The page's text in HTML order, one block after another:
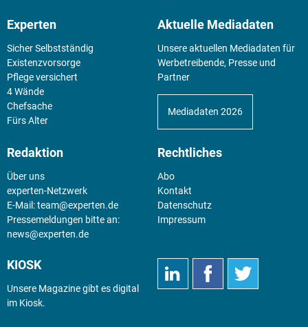
Experten
Sicher Selbstständig
Existenz­vorsorge
Pflege versichert
4 Wände
Chefsache
Fürs Alter
Aktuelle Mediadaten
Unsere aktuellen Mediadaten für
Werbetreibende, Presse und
Partner
Mediadaten 2026
Redaktion
Über uns
experten-Netzwerk
E-Mail:team@experten.de
Pressemeldungen bitte an:
news@experten.de
Rechtliches
Abo
Kontakt
Datenschutz
Impressum
KIOSK
Unsere Magazine gibt es digital
im Kiosk.